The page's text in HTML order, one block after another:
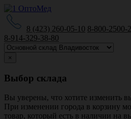
8 (423) 260-05-10 8-800-2500-
8-914-329-38-80
×
Выбор склада
Вы уверены, что хотите изменить
При изменении города в корзину
товар, который есть в наличии на